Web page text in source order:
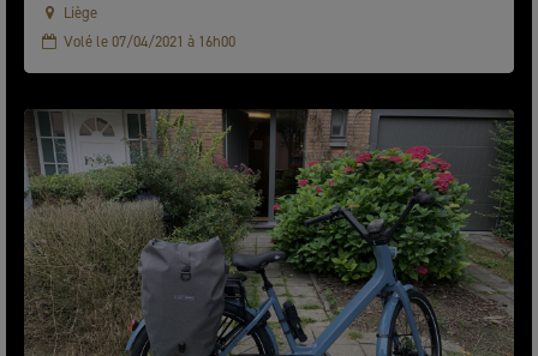
Liège
Volé le 07/04/2021 à 16h00